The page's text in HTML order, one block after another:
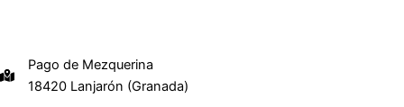
Pago de Mezquerina
18420 Lanjarón (Granada)